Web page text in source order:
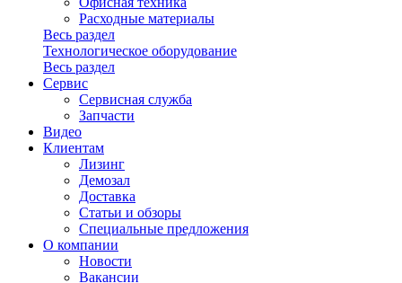
Расходные материалы
Весь раздел
Технологическое оборудование
Весь раздел
Сервис
Сервисная служба
Запчасти
Видео
Клиентам
Лизинг
Демозал
Доставка
Статьи и обзоры
Специальные предложения
О компании
Новости
Вакансии